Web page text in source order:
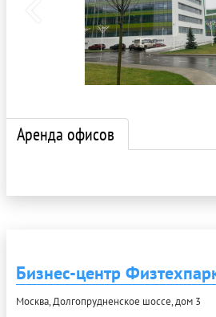
Аренда офисов
Бизнес-центр
Москва, Долгопрудненское шоссе, дом 3